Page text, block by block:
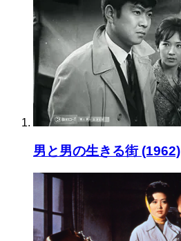
男と男の生きる街 (1962)